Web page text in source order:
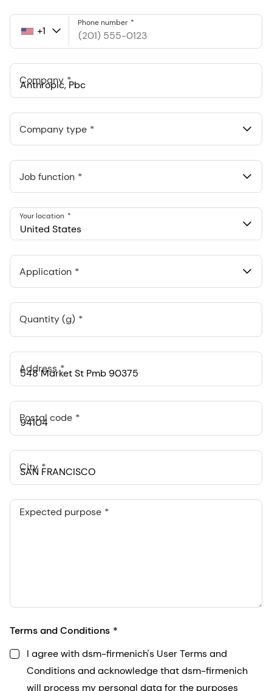
United
+1
Phone number
Company
548 Market St Pmb 90375, San Francisco, California, US
Company type
Job function
United States
Your location
Application
Quantity (g)
Address
Postal code
City
Expected purpose
Terms and Conditions
I agree with dsm-firmenich's User Terms and
Conditions and acknowledge that dsm-firmenich
will process my personal data for the purposes